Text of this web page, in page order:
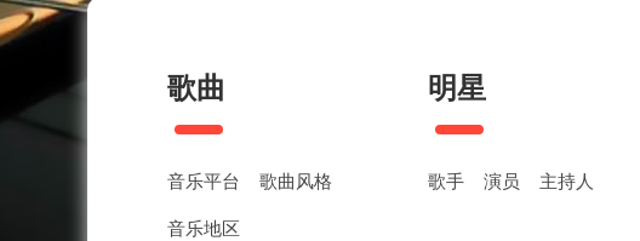
歌曲
音乐平台 歌曲风格
音乐地区
明星
歌手 演员 主持人